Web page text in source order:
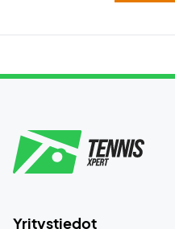
Yritystiedot